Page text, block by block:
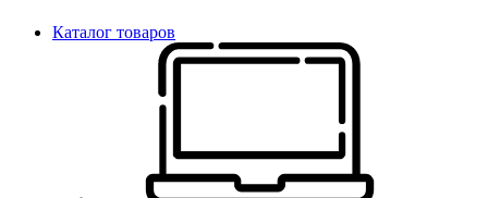
Каталог товаров